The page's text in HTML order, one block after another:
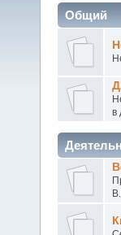
Общий
в